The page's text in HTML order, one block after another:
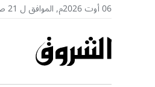
06 أوت 2026م, الموافق ل 21 صفر 1448هـ